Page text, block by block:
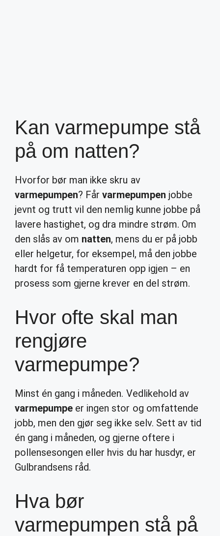
Kan varmepumpe stå
på om natten?
Hvorfor bør man ikke skru av
varmepumpen? Fårvarmepumpen jobbe
jevnt og trutt vil den nemlig kunne jobbe på
lavere hastighet, og dra mindre strøm. Om
den slås av om natten, mens du er på jobb
eller helgetur, for eksempel, må den jobbe
hardt for få temperaturen opp igjen – en
prosess som gjerne krever en del strøm.
Hvor ofte skal man
rengjøre
varmepumpe?
Minst én gang i måneden. Vedlikehold av
varmepumpe er ingen stor og omfattende
jobb, men den gjør seg ikke selv. Sett av tid
én gang i måneden, og gjerne oftere i
pollensesongen eller hvis du har husdyr, er
Gulbrandsens råd.
Hva bør
varmepumpen stå på